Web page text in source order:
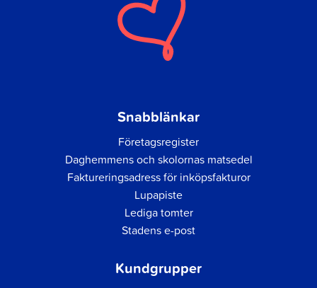
Snabblänkar
Företagsregister
Daghemmens och skolornas matsedel
Faktureringsadress för inköpsfakturor
Lupapiste
Lediga tomter
Stadens e-post
Kundgrupper